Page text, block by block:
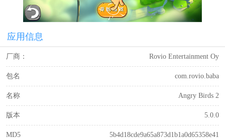
应用信息
厂商： Rovio Entertainment Oy
包名 com.rovio.baba
名称 Angry Birds 2
版本 5.0.0
MD5 5b4d18cde9a65a873d1b1a0d65358e41